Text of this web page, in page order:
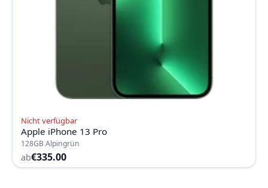
Nicht verfügbar
Apple iPhone 13 Pro
128GB Alpingrün
ab€335.00